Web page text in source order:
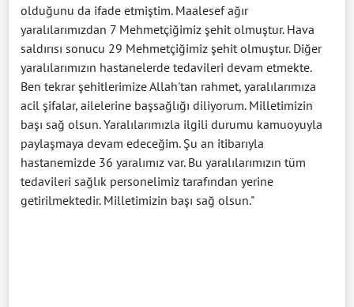
olduğunu da ifade etmiştim. Maalesef ağır
yaralılarımızdan 7 Mehmetçiğimiz şehit olmuştur. Hava
saldırısı sonucu 29 Mehmetçiğimiz şehit olmuştur. Diğer
yaralılarımızın hastanelerde tedavileri devam etmekte.
Ben tekrar şehitlerimize Allah'tan rahmet, yaralılarımıza
acil şifalar, ailelerine başsağlığı diliyorum. Milletimizin
başı sağ olsun. Yaralılarımızla ilgili durumu kamuoyuyla
paylaşmaya devam edeceğim. Şu an itibarıyla
hastanemizde 36 yaralımız var. Bu yaralılarımızın tüm
tedavileri sağlık personelimiz tarafından yerine
getirilmektedir. Milletimizin başı sağ olsun."